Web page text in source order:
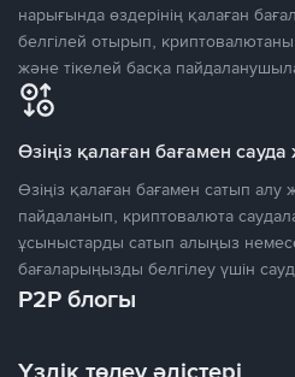
нарығында өздерінің қалаған
белгілей отырып,
және тікелей басқа
Өзіңіз қалаған бағамен
Өзіңіз қалаған бағамен сатып алу
пайдаланып, криптовалюта
ұсыныстарды сатып алыңыз
бағаларыңызды белгілеу үшін
P2P блогы